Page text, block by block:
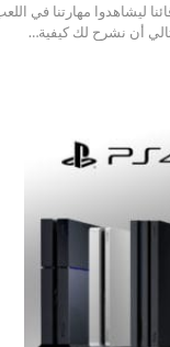
ليشاهدوا مهارتنا في
أن نشرح لك كيفية…